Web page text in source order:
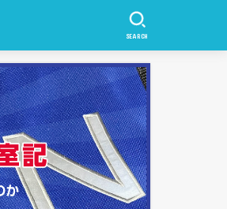
SEARCH